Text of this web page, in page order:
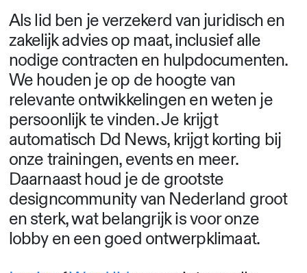
Als lid ben je verzekerd van juridisch en
zakelijk advies op maat, inclusief alle
nodige contracten en hulpdocumenten.
We houden je op de hoogte van
relevante ontwikkelingen en weten je
persoonlijk te vinden. Je krijgt
automatisch Dd News, krijgt korting bij
onze trainingen, events en meer.
Daarnaast houd je de grootste
designcommunity van Nederland groot
en sterk, wat belangrijk is voor onze
lobby en een goed ontwerpklimaat.